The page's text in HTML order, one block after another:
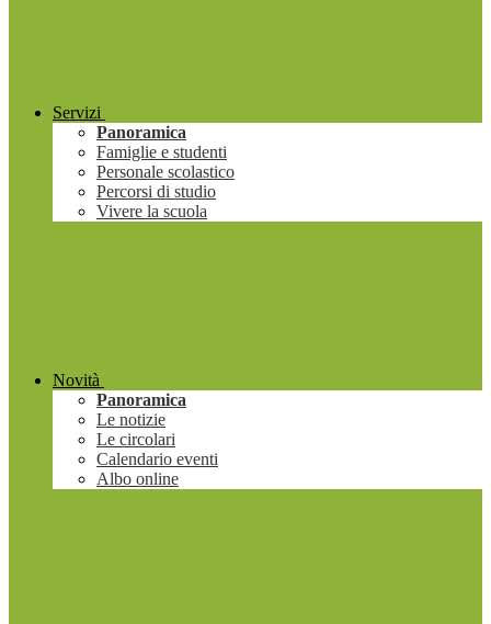
Servizi
Panoramica
Famiglie e studenti
Personale scolastico
Percorsi di studio
Vivere la scuola
Novità
Panoramica
Le notizie
Le circolari
Calendario eventi
Albo online